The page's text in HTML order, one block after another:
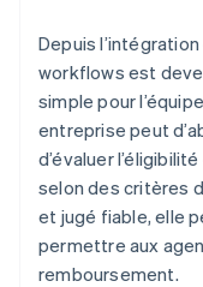
Depuis l’intégration
workflows est
simple pour
entreprise peut
d’évaluer
selon des critères
et jugé fiable, elle
permettre aux
remboursement.